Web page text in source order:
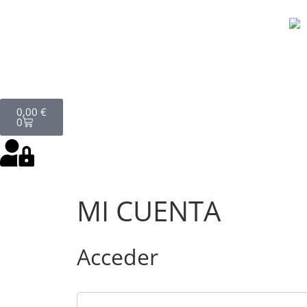
0,00 €
0
MI CUENTA
Acceder